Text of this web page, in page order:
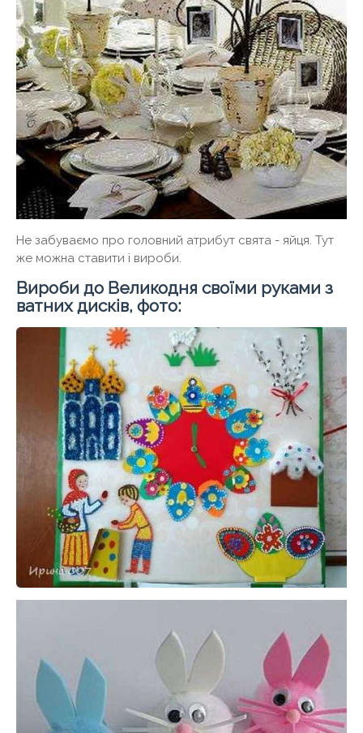
Не забуваємо про головний атрибут свята - яйця. Тут
же можна ставити і вироби.
Вироби до Великодня своїми руками з
ватних дисків, фото: